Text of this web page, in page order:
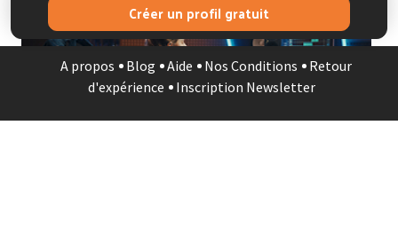
STUDIO MUSIQUE
Créer un profil gratuit
A propos Blog Aide Nos Conditions
Retour
d'expérience
Inscription Newsletter